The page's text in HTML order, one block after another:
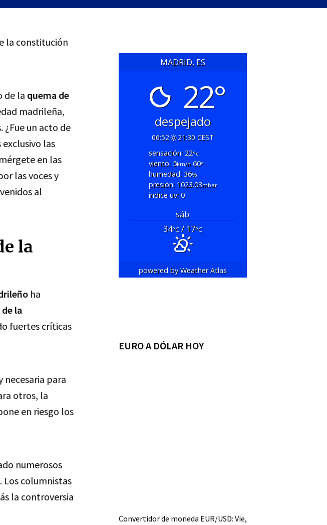
la constitución
de la quema de
madrileña,
¿Fue un acto de
las
en las
las voces y
al
la
ha
la
fuertes críticas
para
otros, la
en riesgo los
numerosos
columnistas
la controversia
MADRID, ES
22°
despejado
06:52
21:30 CEST
sensación: 22°c
viento: 5km/h60°
humedad: 36%
presión: 1023.03mbar
índice uv: 0
sáb
34°C/ 17°C
powered byWeather Atlas
EURO A DÓLAR HOY
Convertidor de moneda EUR/USD: Vie,